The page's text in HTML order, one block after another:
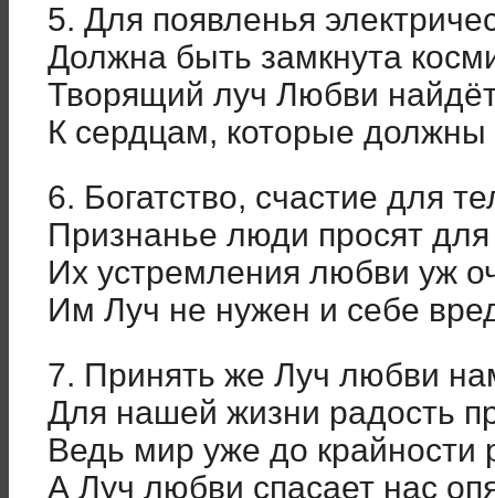
5. Для появленья
Должна быть замкнута
Творящий луч Любви
К сердцам, которые должны
6. Богатство, счастие для
Признанье люди просят для
Их устремления любви уж
Им Луч не нужен и себе
7. Принять же Луч любви
Для нашей жизни радость
Ведь мир уже до крайности
А Луч любви спасает нас